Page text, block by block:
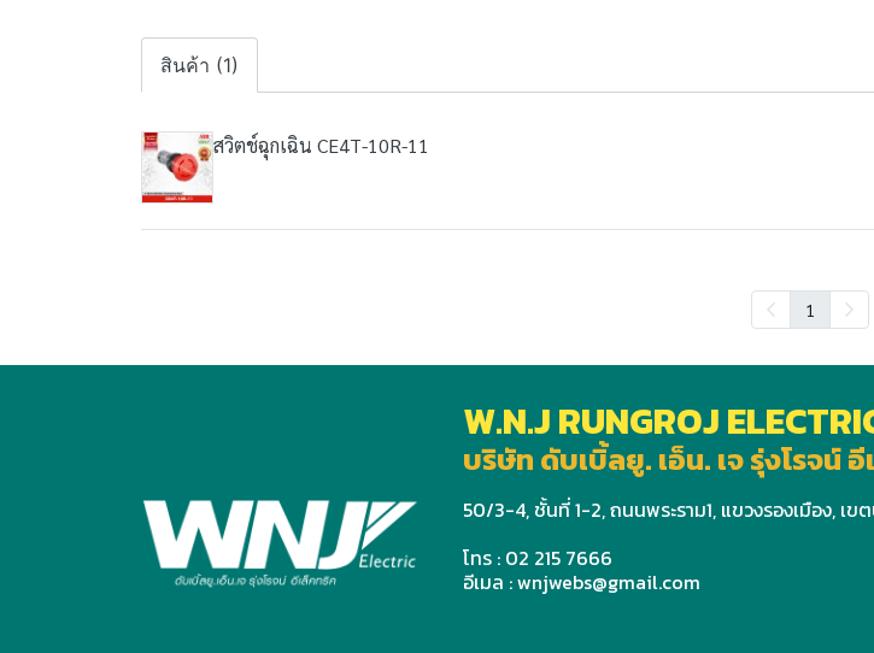
สินค้า (1)
สวิตช์ฉุกเฉิน CE4T-10R-11
1
W.N.J RUNGROJ
บริษัท ดับเบิ้ลยู. เอ็น. เจ รุ่งโรจน์
50/3-4, ชั้นที่ 1-2, ถนนพระราม1, แขวงรองเมือง, เ
โทร : 02 215 7666
อีเมล : wnjwebs@gmail.com